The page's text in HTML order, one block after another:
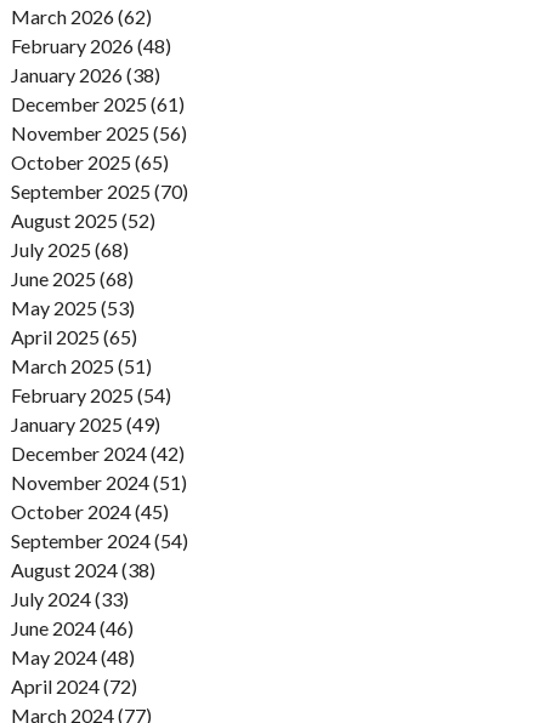
March 2026 (62)
February 2026 (48)
January 2026 (38)
December 2025 (61)
November 2025 (56)
October 2025 (65)
September 2025 (70)
August 2025 (52)
July 2025 (68)
June 2025 (68)
May 2025 (53)
April 2025 (65)
March 2025 (51)
February 2025 (54)
January 2025 (49)
December 2024 (42)
November 2024 (51)
October 2024 (45)
September 2024 (54)
August 2024 (38)
July 2024 (33)
June 2024 (46)
May 2024 (48)
April 2024 (72)
March 2024 (77)